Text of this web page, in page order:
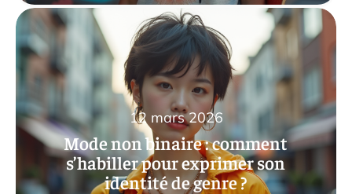
Mode non binaire : comment
s’habiller pour exprimer son
identité de genre ?
12 mars 2026